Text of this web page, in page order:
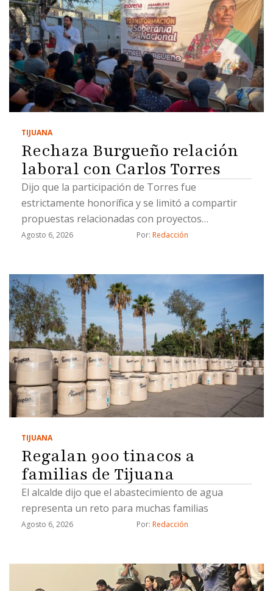
TIJUANA
Rechaza Burgueño relación
laboral con Carlos Torres
Dijo que la participación de Torres fue
estrictamente honorífica y se limitó a compartir
propuestas relacionadas con proyectos
estratégicos
Agosto 6, 2026 Por: Redacción
TIJUANA
Regalan 900 tinacos a
familias de Tijuana
El alcalde dijo que el abastecimiento de agua
representa un reto para muchas familias
Agosto 6, 2026 Por: Redacción